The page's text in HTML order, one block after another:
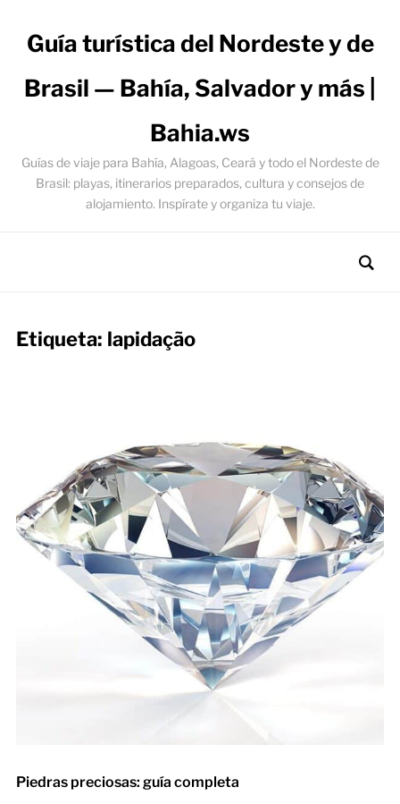
Guía turística del Nordeste y de
Brasil — Bahía, Salvador y más |
Bahia.ws
Guías de viaje para Bahía, Alagoas, Ceará y todo el Nordeste de
Brasil: playas, itinerarios preparados, cultura y consejos de
alojamiento. Inspírate y organiza tu viaje.
Etiqueta: lapidação
Piedras preciosas: guía completa